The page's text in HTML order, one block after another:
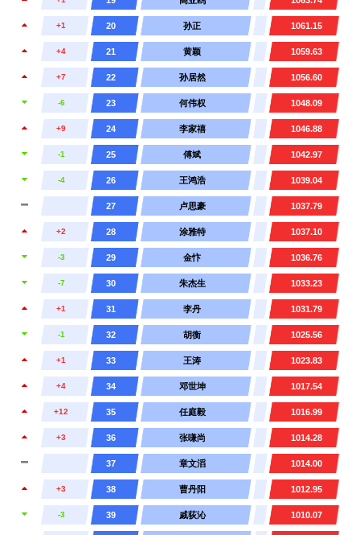
+1 20 孙正 1061.15
+4 21 黄颖 1059.63
+7 22 孙居然 1056.60
-6 23 何伟权 1048.09
+9 24 李家禧 1046.88
-1 25 傅斌 1042.97
-4 26 王鸿浩 1039.04
27 卢思豪 1037.79
+2 28 涂雅特 1037.10
-3 29 金忭 1036.76
-7 30 朱杰生 1033.23
+1 31 李丹 1031.79
-1 32 胡衡 1025.56
+1 33 王涛 1023.83
+4 34 邓世坤 1017.54
+12 35 任庭毅 1016.99
+3 36 张嗛尚 1014.28
37 章文滔 1014.00
+3 38 曹丹阳 1012.95
-3 39 戚荻沁 1010.07